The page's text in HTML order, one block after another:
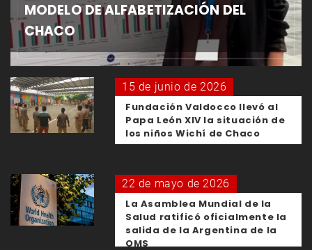
MODELO DE ALFABETIZACIÓN DEL
CHACO
15 de junio de 2026
Fundación Valdocco llevó al
Papa León XIV la situación de
los niños Wichí de Chaco
22 de mayo de 2026
La Asamblea Mundial de la
Salud ratificó oficialmente la
salida de la Argentina de la
OMS